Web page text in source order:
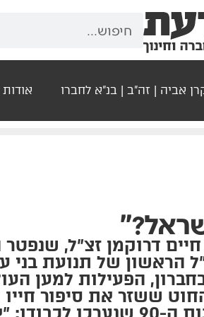
אביה | זה"ב | בנ"א לחברו אודות
חיים דרוקמן זצ"ל,
הראשון של תנועת בני
הפעילות למען
ששזר את סיפור